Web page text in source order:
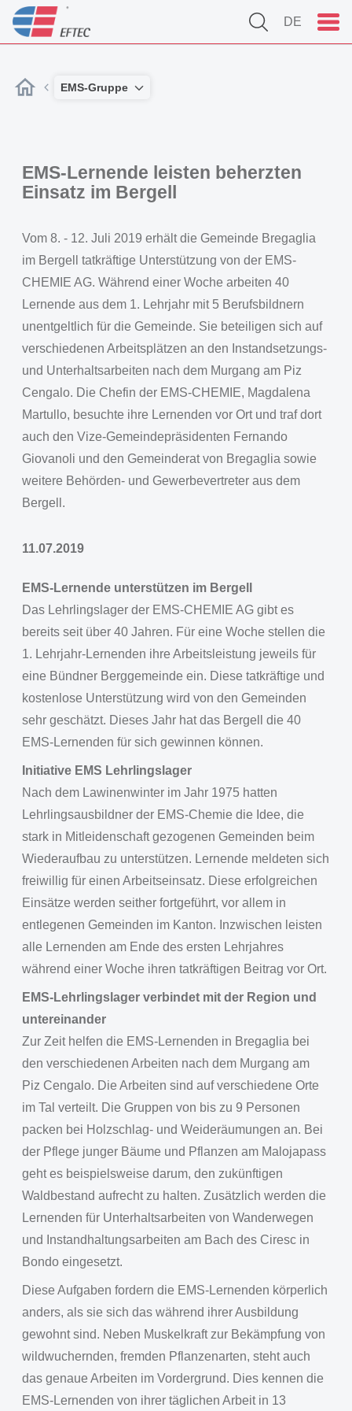
DE
EMS-Gruppe
EMS-Lernende leisten beherzten
Einsatz im Bergell
Vom 8. - 12. Juli 2019 erhält die Gemeinde Bregaglia
im Bergell tatkräftige Unterstützung von der EMS-
CHEMIE AG. Während einer Woche arbeiten 40
Lernende aus dem 1. Lehrjahr mit 5 Berufsbildnern
unentgeltlich für die Gemeinde. Sie beteiligen sich auf
verschiedenen Arbeitsplätzen an den Instandsetzungs-
und Unterhaltsarbeiten nach dem Murgang am Piz
Cengalo. Die Chefin der EMS-CHEMIE, Magdalena
Martullo, besuchte ihre Lernenden vor Ort und traf dort
auch den Vize-Gemeindepräsidenten Fernando
Giovanoli und den Gemeinderat von Bregaglia sowie
weitere Behörden- und Gewerbevertreter aus dem
Bergell.
11.07.2019
EMS-Lernende unterstützen im Bergell
Das Lehrlingslager der EMS-CHEMIE AG gibt es
bereits seit über 40 Jahren. Für eine Woche stellen die
1. Lehrjahr-Lernenden ihre Arbeitsleistung jeweils für
eine Bündner Berggemeinde ein. Diese tatkräftige und
kostenlose Unterstützung wird von den Gemeinden
sehr geschätzt. Dieses Jahr hat das Bergell die 40
EMS-Lernenden für sich gewinnen können.
Initiative EMS Lehrlingslager
Nach dem Lawinenwinter im Jahr 1975 hatten
Lehrlingsausbildner der EMS-Chemie die Idee, die
stark in Mitleidenschaft gezogenen Gemeinden beim
Wiederaufbau zu unterstützen. Lernende meldeten sich
freiwillig für einen Arbeitseinsatz. Diese erfolgreichen
Einsätze werden seither fortgeführt, vor allem in
entlegenen Gemeinden im Kanton. Inzwischen leisten
alle Lernenden am Ende des ersten Lehrjahres
während einer Woche ihren tatkräftigen Beitrag vor Ort.
EMS-Lehrlingslager verbindet mit der Region und
untereinander
Zur Zeit helfen die EMS-Lernenden in Bregaglia bei
den verschiedenen Arbeiten nach dem Murgang am
Piz Cengalo. Die Arbeiten sind auf verschiedene Orte
im Tal verteilt. Die Gruppen von bis zu 9 Personen
packen bei Holzschlag- und Weideräumungen an. Bei
der Pflege junger Bäume und Pflanzen am Malojapass
geht es beispielsweise darum, den zukünftigen
Waldbestand aufrecht zu halten. Zusätzlich werden die
Lernenden für Unterhaltsarbeiten von Wanderwegen
und Instandhaltungsarbeiten am Bach des Ciresc in
Bondo eingesetzt.
Diese Aufgaben fordern die EMS-Lernenden körperlich
anders, als sie sich das während ihrer Ausbildung
gewohnt sind. Neben Muskelkraft zur Bekämpfung von
wildwuchernden, fremden Pflanzenarten, steht auch
das genaue Arbeiten im Vordergrund. Dies kennen die
EMS-Lernenden von ihrer täglichen Arbeit in 13